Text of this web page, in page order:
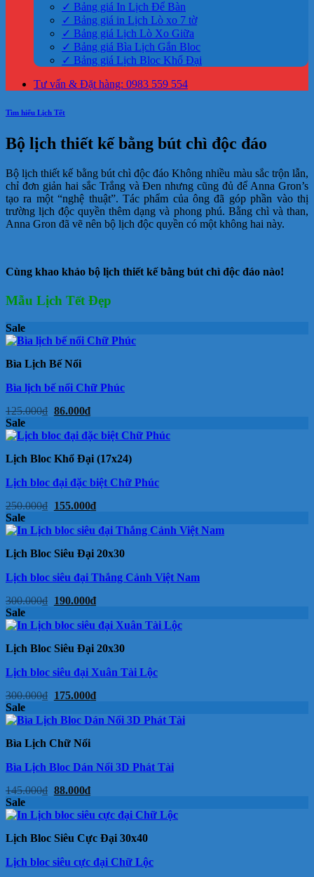
✓ Bảng giá In Lịch Để Bàn
✓ Bảng giá in Lịch Lò xo 7 tờ
✓ Bảng giá Lịch Lò Xo Giữa
✓ Bảng giá Bìa Lịch Gắn Bloc
✓ Bảng giá Lịch Bloc Khổ Đại
Tư vấn & Đặt hàng: 0983 559 554
Tìm hiểu Lịch Tết
Bộ lịch thiết kế bằng bút chì độc đáo
Bộ lịch thiết kế bằng bút chì độc đáo Không nhiều màu sắc trộn lẫn,
chỉ đơn giản hai sắc Trắng và Đen nhưng cũng đủ để Anna Gron’s
tạo ra một “nghệ thuật”. Tác phẩm của ông đã góp phần vào thị
trường lịch độc quyền thêm dạng và phong phú. Bằng chì và than,
Anna Gron đã vẽ nên bộ lịch độc quyền có một không hai này.
Cùng khao khảo bộ lịch thiết kế bằng bút chì độc đáo nào!
Mẫu Lịch Tết Đẹp
Sale
Bìa Lịch Bế Nổi
Bìa lịch bế nổi Chữ Phúc
125.000₫ Giá
là:
125.000₫.
86.000₫Giá
tại
là:
86.000₫.
Sale
Lịch Bloc Khổ Đại (17x24)
Lịch bloc đại đặc biệt Chữ Phúc
250.000₫ Giá
là:
250.000₫.
155.000₫Giá
tại
là:
155.000₫.
Sale
Lịch Bloc Siêu Đại 20x30
Lịch bloc siêu đại Thắng Cảnh Việt Nam
300.000₫ Giá
là:
300.000₫.
190.000₫Giá
tại
là:
190.000₫.
Sale
Lịch Bloc Siêu Đại 20x30
Lịch bloc siêu đại Xuân Tài Lộc
300.000₫ Giá
là:
300.000₫.
175.000₫Giá
tại
là:
Sale
Bìa Lịch Chữ Nổi
Bìa Lịch Bloc Dán Nổi 3D Phát Tài
145.000₫ Giá
là:
145.000₫.
88.000₫Giá
tại
là:
88.000₫.
Sale
Lịch Bloc Siêu Cực Đại 30x40
Lịch bloc siêu cực đại Chữ Lộc